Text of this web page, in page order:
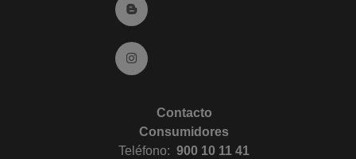
Ir al Blog (abre en ventana nueva)
Ir a Instagram (abre en ventana nueva)
Contacto
Consumidores
Teléfono: 900 10 11 41